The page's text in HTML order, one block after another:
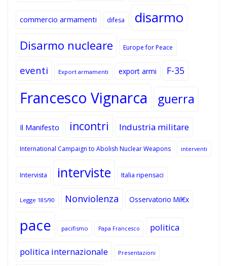
commercio armamenti difesa disarmo
Disarmo nucleare Europe for Peace
eventi Export armamenti export armi F-35
Francesco Vignarca guerra
Il Manifesto incontri Industria militare
International Campaign to Abolish Nuclear Weapons interventi
Intervista interviste Italia ripensaci
Legge 185/90 Nonviolenza Osservatorio Mil€x
pace pacifismo Papa Francesco politica
politica internazionale Presentazioni